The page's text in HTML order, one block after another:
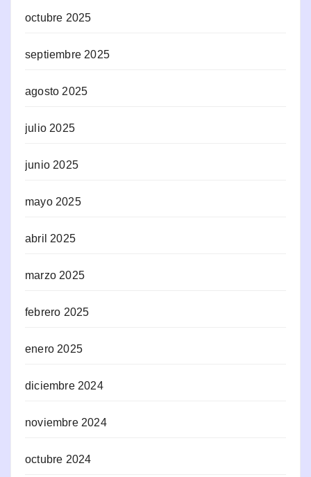
octubre 2025
septiembre 2025
agosto 2025
julio 2025
junio 2025
mayo 2025
abril 2025
marzo 2025
febrero 2025
enero 2025
diciembre 2024
noviembre 2024
octubre 2024